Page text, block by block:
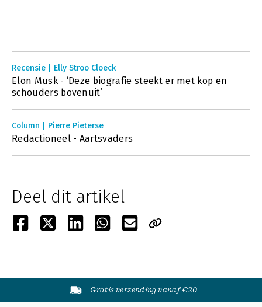
Recensie | Elly Stroo Cloeck
Elon Musk - ‘Deze biografie steekt er met kop en
schouders bovenuit’
Column | Pierre Pieterse
Redactioneel - Aartsvaders
Deel dit artikel
Gratis verzending vanaf €20